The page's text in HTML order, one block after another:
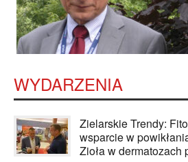
WYDARZENIA
Zielarskie Trendy:
wsparcie w
Zioła w dermatozach